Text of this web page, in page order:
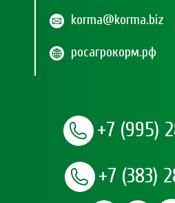
korma@korma.biz
росагрокорм.рф
+7 (995)
+7 (383)